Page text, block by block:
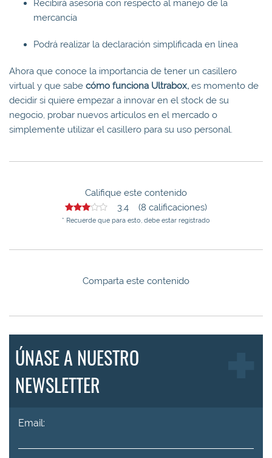
Recibirá asesoría con respecto al manejo de la
mercancía
Podrá realizar la declaración simplificada en línea
Ahora que conoce la importancia de tener un casillero
virtual y que sabe cómo funciona Ultrabox, es momento de
decidir si quiere empezar a innovar en el stock de su
negocio, probar nuevos artículos en el mercado o
simplemente utilizar el casillero para su uso personal.
Califique este contenido
3.4 (8 calificaciones)
* Recuerde que para esto, debe estar registrado
Comparta este contenido
ÚNASE A NUESTRO
NEWSLETTER
Email: